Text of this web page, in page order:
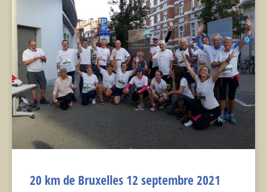
20 km de Bruxelles 12 septembre 2021